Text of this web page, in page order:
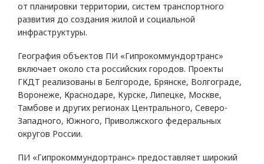
от планировки территории, систем транспортного
развития до создания жилой и социальной
инфраструктуры.
География объектов ПИ «Гипрокоммундортранс»
включает около ста российских городов. Проекты
ГКДТ реализованы в Белгороде, Брянске, Волгограде,
Воронеже, Краснодаре, Курске, Липецке, Москве,
Тамбове и других регионах Центрального, Северо-
Западного, Южного, Приволжского федеральных
округов России.
ПИ «Гипрокоммундортранс» предоставляет широкий